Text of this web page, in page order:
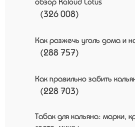
(326 008)
Как разжечь уголь дома и
(288 757)
Как правильно забить
(228 703)
Табак для кальяна: марки,